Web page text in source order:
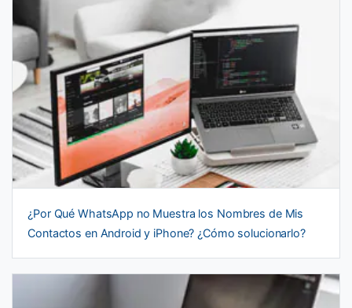
¿Por Qué WhatsApp no Muestra los Nombres de Mis
Contactos en Android y iPhone? ¿Cómo solucionarlo?